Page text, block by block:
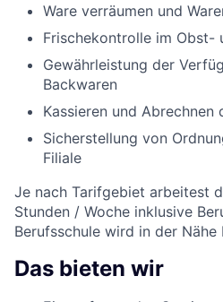
Ware verräumen und
Frischekontrolle im Obst-
Gewährleistung der
Backwaren
Kassieren und Abrechnen
Sicherstellung von
Filiale
Je nach Tarifgebiet arbeitest
Stunden / Woche inklusive
Berufsschule wird in der Nähe
Das bieten wir